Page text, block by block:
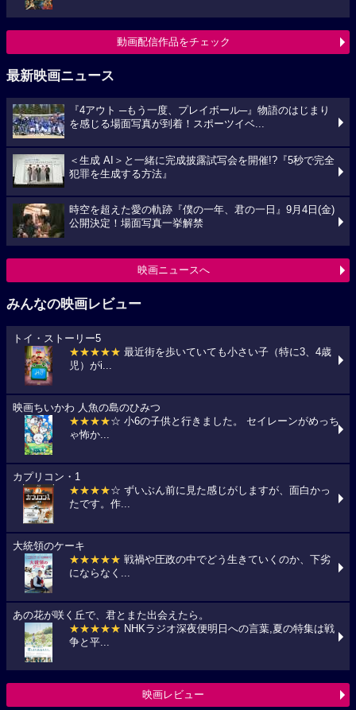
動画配信作品をチェック
最新映画ニュース
『4アウト ─もう一度、プレイボール─』物語のはじまり
を感じる場面写真が到着！スポーツイベ...
＜生成 AI＞と一緒に完成披露試写会を開催!?『5秒で完全
犯罪を生成する方法』
時空を超えた愛の軌跡『僕の一年、君の一日』9月4日(金)
公開決定！場面写真一挙解禁
映画ニュースへ
みんなの映画レビュー
トイ・ストーリー5
★★★★★ 最近街を歩いていても小さい子（特に3、4歳
児）がi...
映画ちいかわ 人魚の島のひみつ
★★★★☆ 小6の子供と行きました。 セイレーンがめっち
ゃ怖か...
カプリコン・1
★★★★☆ ずいぶん前に見た感じがしますが、面白かっ
たです。作...
大統領のケーキ
★★★★★ 戦禍や圧政の中でどう生きていくのか、下劣
にならなく...
あの花が咲く丘で、君とまた出会えたら。
★★★★★ NHKラジオ深夜便明日への言葉,夏の特集は戦
争と平...
映画レビュー